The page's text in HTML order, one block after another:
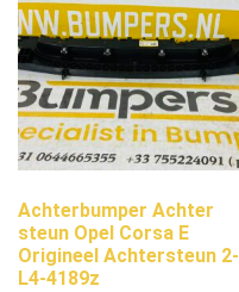
Achterbumper Achter
steun Opel Corsa E
Origineel Achtersteun 2-
L4-4189z